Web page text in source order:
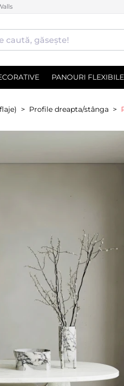
PANOURI FLEXIBILE
Profile dreapta/stânga